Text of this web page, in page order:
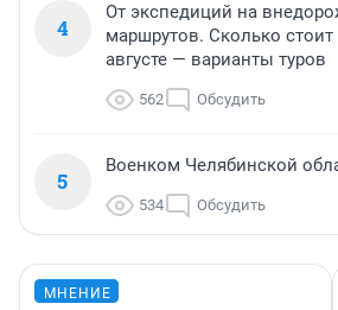
4
От экспедиций на
маршрутов. Сколько
августе — варианты туров
562 Обсудить
5
Военком Челябинской
534 Обсудить
МНЕНИЕ